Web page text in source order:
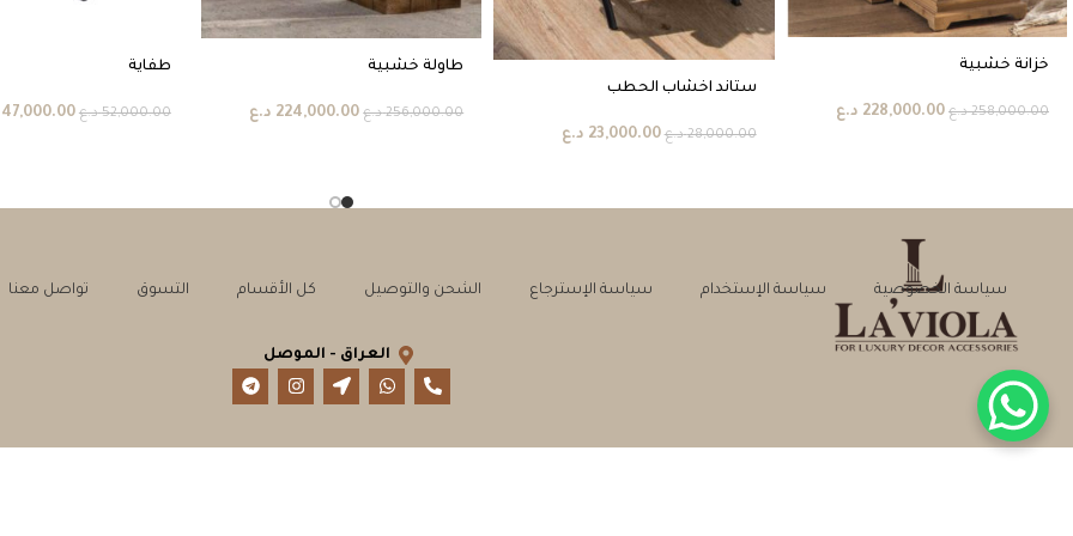
خزانة خشبية
258,000.00 د.ع 228,000.00 د.ع
ستاند اخشاب الحطب
28,000.00 د.ع 23,000.00 د.ع
طاولة خشبية
256,000.00 د.ع 224,000.00 د.ع
طفاية
52,000.00 د.ع 47,000.00
سياسة الخصوصية سياسة الإستخدام سياسة الإسترجاع الشحن والتوصيل كل الأقسام التسوق تواصل معنا
العراق - الموصل